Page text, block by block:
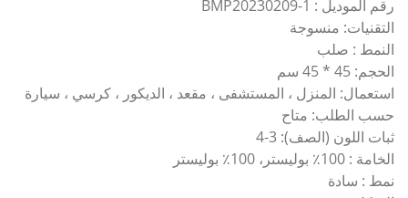
رقم الموديل : BMP20230209-1
التقنيات: منسوجة
النمط : صلب
الحجم: 45 * 45 سم
استعمال: المنزل ، المستشفى ، مقعد ، الديكور ، كرسي ، سيارة
حسب الطلب: متاح
ثبات اللون (الصف): 3-4
الخامة : 100٪ بوليستر، 100٪ بوليستر
نمط : سادة